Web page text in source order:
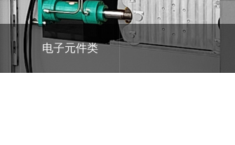
电子元件类